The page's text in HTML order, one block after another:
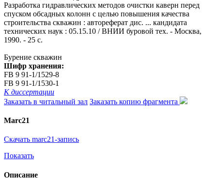
Разработка гидравлических методов очистки каверн перед
спуском обсадных колонн с целью повышения качества
строительства скважин : автореферат дис. ... кандидата
технических наук : 05.15.10 / ВНИИ буровой тех. - Москва,
1990. - 25 с.
Бурение скважин
Шифр хранения:
FB 9 91-1/1529-8
FB 9 91-1/1530-1
К диссертации
Заказать в читальный зал Заказать копию фрагмента
Marc21
Скачать marc21-запись
Показать
Описание